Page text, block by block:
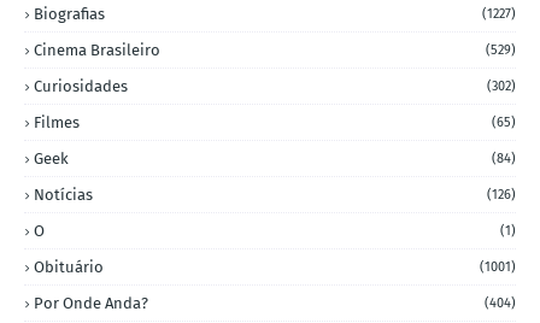
Biografias (1227)
Cinema Brasileiro (529)
Curiosidades (302)
Filmes (65)
Geek (84)
Notícias (126)
O (1)
Obituário (1001)
Por Onde Anda? (404)